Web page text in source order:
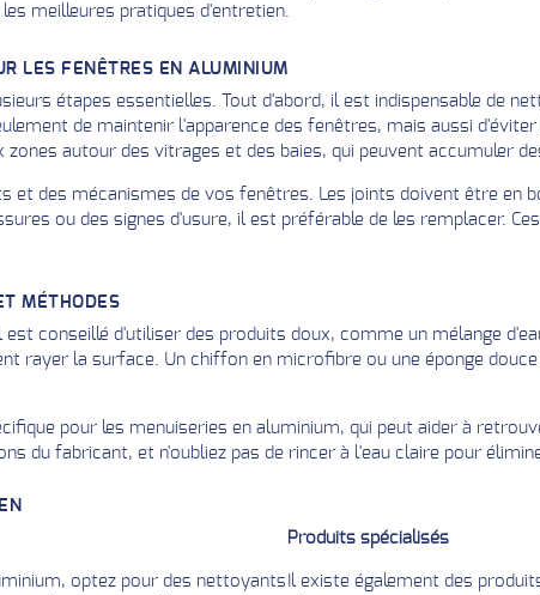
meilleures pratiques d'entretien.
LES FENÊTRES EN ALUMINIUM
étapes essentielles. Tout d'abord, il est indispensable de
de maintenir l'apparence des fenêtres, mais aussi
autour des vitrages et des baies, qui peuvent accumuler
et des mécanismes de vos fenêtres. Les joints doivent être en
ou des signes d'usure, il est préférable de les remplacer.
MÉTHODES
conseillé d'utiliser des produits doux, comme un mélange
rayer la surface. Un chiffon en microfibre ou une éponge
pour les menuiseries en aluminium, qui peut aider à
du fabricant, et n'oubliez pas de rincer à l'eau claire pour
optez pour des nettoyants
Produits spécialisés
Il existe également des